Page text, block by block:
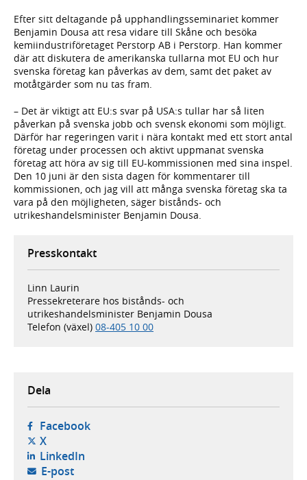
Efter sitt deltagande på upphandlingsseminariet kommer
Benjamin Dousa att resa vidare till Skåne och besöka
kemiindustriföretaget Perstorp AB i Perstorp. Han kommer
där att diskutera de amerikanska tullarna mot EU och hur
svenska företag kan påverkas av dem, samt det paket av
motåtgärder som nu tas fram.
– Det är viktigt att EU:s svar på USA:s tullar har så liten
påverkan på svenska jobb och svensk ekonomi som möjligt.
Därför har regeringen varit i nära kontakt med ett stort antal
företag under processen och aktivt uppmanat svenska
företag att höra av sig till EU-kommissionen med sina inspel.
Den 10 juni är den sista dagen för kommentarer till
kommissionen, och jag vill att många svenska företag ska ta
vara på den möjligheten, säger bistånds- och
utrikeshandelsminister Benjamin Dousa.
Presskontakt
Linn Laurin
Pressekreterare hos bistånds- och
utrikeshandelsminister Benjamin Dousa
Telefon (växel) 08-405 10 00
Dela
Facebook- öppnas i ny flik, extern webbplats,
X- öppnas i ny flik, extern webbplats,
LinkedIn- öppnas i ny flik, extern webbplats,
E-post- öppnar din e-postklient,